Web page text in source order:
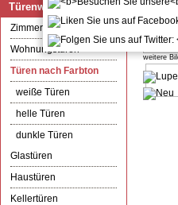
weitere
Türenwelt
Zimmertüren
Wohnungstüren
Türen nach Farbton
weiße Türen
helle Türen
dunkle Türen
Glastüren
Haustüren
Kellertüren